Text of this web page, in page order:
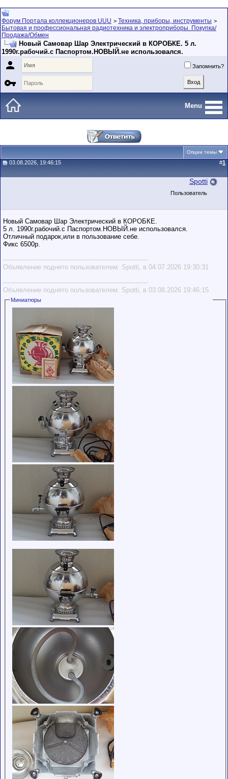
Форум Портала коллекционеров UUU > Техника, приборы, инструменты >
Бытовая и профессиональная радиотехника и электроприборы. Покупка/
Продажа/Обмен
Новый Самовар Шар Электрический в КОРОБКЕ. 5 л.
1990г.рабочий.с Паспортом.НОВЫЙ.не использовался.
 Запомнить?

Menu
Опции темы
03.08.2026, 19:46:15 #1
Spotti
Пользователь
Новый Самовар Шар Электрический в КОРОБКЕ.
5 л. 1990г.рабочий.с Паспортом.НОВЫЙ.не использовался.
Отличный подарок,или в пользование себе.
Фикс 6500р.
-----------------------------------------------------------------------
Объявление поднято пользователем: Spotti, в 04.07.2026 19:30:31
-----------------------------------------------------------------------
Объявление поднято пользователем: Spotti, в 03.08.2026 19:46:15
Миниатюры